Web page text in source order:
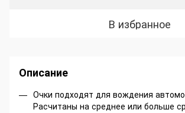
В избранное
Описание
Очки подходят для вождения
Расчитаны на среднее или больше